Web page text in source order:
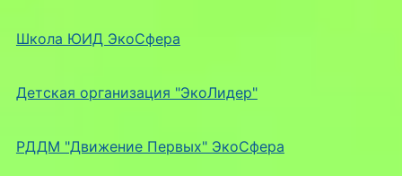
Школа ЮИД ЭкоСфера
Детская организация "ЭкоЛидер"
РДДМ "Движение Первых" ЭкоСфера